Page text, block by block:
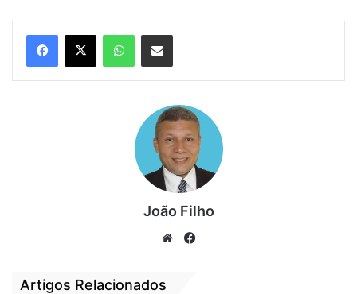
comparação com o último levantamento do
próprio Econométrica, Weverton aumentou
sua vantagem.
João Filho
We
Artigos Relacionados